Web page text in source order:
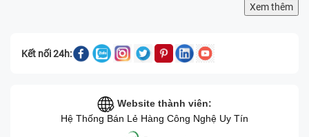
Xem thêm
Kết nối 24h:
Website thành viên:
Hệ Thống Bán Lẻ Hàng Công Nghệ Uy Tín